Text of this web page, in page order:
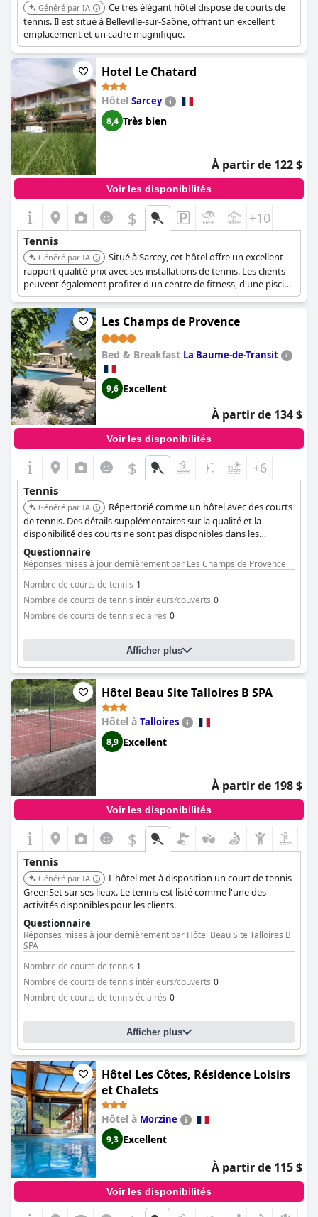
Généré par IA
Ce très élégant hôtel dispose de courts de
tennis. Il est situé à Belleville-sur-Saône, offrant un excellent
emplacement et un cadre magnifique.
Hotel Le Chatard
Hôtel Sarcey
8,4 Très bien
À partir de 122 $
Voir les disponibilités
$ +10
Tennis
Généré par IA
Situé à Sarcey, cet hôtel offre un excellent
rapport qualité-prix avec ses installations de tennis. Les clients
peuvent également profiter d'un centre de fitness, d'une piscine
intérieure, d'un bain à remous et d'un restaurant spécialisé dans
la cuisine française. Les équipements supplémentaires incluent
le billard, le tennis de table et les fléchettes.
Les Champs de Provence
Bed & Breakfast La Baume-de-Transit
9,6 Excellent
À partir de 134 $
Voir les disponibilités
$ +6
Tennis
Généré par IA
Répertorié comme un hôtel avec des courts
de tennis. Des détails supplémentaires sur la qualité et la
disponibilité des courts ne sont pas disponibles dans les
données fournies.
Questionnaire
Réponses mises à jour dernièrement par Les Champs de Provence
Nombre de courts de tennis 1
Nombre de courts de tennis intérieurs/couverts 0
Nombre de courts de tennis éclairés 0
Afficher plus
Hôtel Beau Site Talloires B SPA
Hôtel à Talloires
8,9 Excellent
À partir de 198 $
Voir les disponibilités
$
Tennis
Généré par IA
L'hôtel met à disposition un court de tennis
GreenSet sur ses lieux. Le tennis est listé comme l'une des
activités disponibles pour les clients.
Questionnaire
Réponses mises à jour dernièrement par Hôtel Beau Site Talloires B
SPA
Nombre de courts de tennis 1
Nombre de courts de tennis intérieurs/couverts 0
Nombre de courts de tennis éclairés 0
Afficher plus
Hôtel Les Côtes, Résidence Loisirs
et Chalets
Hôtel à Morzine
9,3 Excellent
À partir de 115 $
Voir les disponibilités